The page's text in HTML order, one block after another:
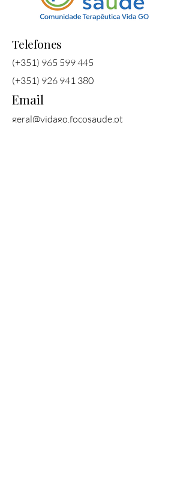
Telefones
(+351) 965 599 445
(+351) 926 941 380
Email
geral@vidago.focosaude.pt